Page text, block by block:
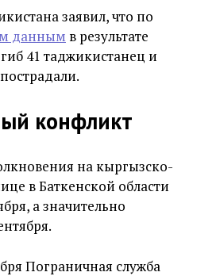
заявил, что по
данным в результате
41 таджикистанец и
конфликт
на кыргызско-
в Баткенской области
а значительно
Пограничная служба